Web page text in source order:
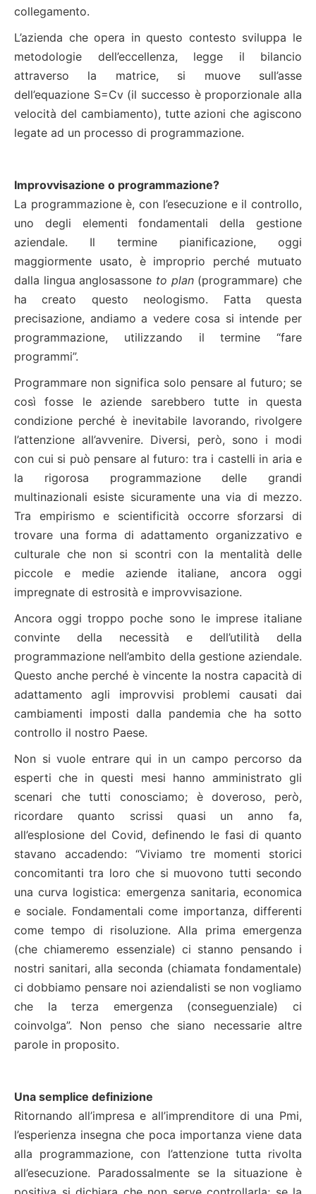
collegamento.
L’azienda che opera in questo contesto sviluppa le
metodologie dell’eccellenza, legge il bilancio
attraverso la matrice, si muove sull’asse
dell’equazione S=Cv (il successo è proporzionale alla
velocità del cambiamento), tutte azioni che agiscono
legate ad un processo di programmazione.
Improvvisazione o programmazione?
La programmazione è, con l’esecuzione e il controllo,
uno degli elementi fondamentali della gestione
aziendale. Il termine pianificazione, oggi
maggiormente usato, è improprio perché mutuato
dalla lingua anglosassone to plan (programmare) che
ha creato questo neologismo. Fatta questa
precisazione, andiamo a vedere cosa si intende per
programmazione, utilizzando il termine “fare
programmi”.
Programmare non significa solo pensare al futuro; se
così fosse le aziende sarebbero tutte in questa
condizione perché è inevitabile lavorando, rivolgere
l’attenzione all’avvenire. Diversi, però, sono i modi
con cui si può pensare al futuro: tra i castelli in aria e
la rigorosa programmazione delle grandi
multinazionali esiste sicuramente una via di mezzo.
Tra empirismo e scientificità occorre sforzarsi di
trovare una forma di adattamento organizzativo e
culturale che non si scontri con la mentalità delle
piccole e medie aziende italiane, ancora oggi
impregnate di estrosità e improvvisazione.
Ancora oggi troppo poche sono le imprese italiane
convinte della necessità e dell’utilità della
programmazione nell’ambito della gestione aziendale.
Questo anche perché è vincente la nostra capacità di
adattamento agli improvvisi problemi causati dai
cambiamenti imposti dalla pandemia che ha sotto
controllo il nostro Paese.
Non si vuole entrare qui in un campo percorso da
esperti che in questi mesi hanno amministrato gli
scenari che tutti conosciamo; è doveroso, però,
ricordare quanto scrissi quasi un anno fa,
all’esplosione del Covid, definendo le fasi di quanto
stavano accadendo: “Viviamo tre momenti storici
concomitanti tra loro che si muovono tutti secondo
una curva logistica: emergenza sanitaria, economica
e sociale. Fondamentali come importanza, differenti
come tempo di risoluzione. Alla prima emergenza
(che chiameremo essenziale) ci stanno pensando i
nostri sanitari, alla seconda (chiamata fondamentale)
ci dobbiamo pensare noi aziendalisti se non vogliamo
che la terza emergenza (conseguenziale) ci
coinvolga”. Non penso che siano necessarie altre
parole in proposito.
Una semplice definizione
Ritornando all’impresa e all’imprenditore di una Pmi,
l’esperienza insegna che poca importanza viene data
alla programmazione, con l’attenzione tutta rivolta
all’esecuzione. Paradossalmente se la situazione è